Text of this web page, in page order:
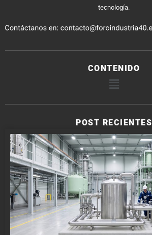
tecnología.
CONTENIDO
POST RECIENTES